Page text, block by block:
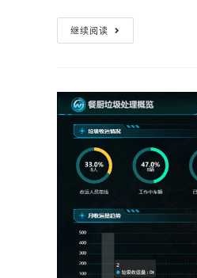
继续阅读